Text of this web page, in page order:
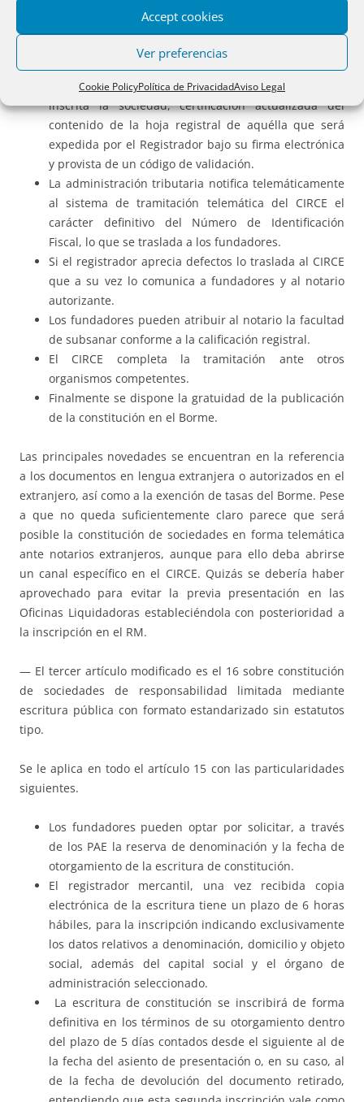
Accept cookies
Ver preferencias
Cookie PolicyPolítica de PrivacidadAviso Legal
De todo ello se da traslado a los fundadores si lo
solicitan y al notario autorizante.
El certificado acredita la inscripción de la sociedad y
el nombramiento del administrador.
El interesado también puede solicitar, una vez
inscrita la sociedad, certificación actualizada del
contenido de la hoja registral de aquélla que será
expedida por el Registrador bajo su firma electrónica
y provista de un código de validación.
La administración tributaria notifica telemáticamente
al sistema de tramitación telemática del CIRCE el
carácter definitivo del Número de Identificación
Fiscal, lo que se traslada a los fundadores.
Si el registrador aprecia defectos lo traslada al CIRCE
que a su vez lo comunica a fundadores y al notario
autorizante.
Los fundadores pueden atribuir al notario la facultad
de subsanar conforme a la calificación registral.
El CIRCE completa la tramitación ante otros
organismos competentes.
Finalmente se dispone la gratuidad de la publicación
de la constitución en el Borme.
Las principales novedades se encuentran en la referencia
a los documentos en lengua extranjera o autorizados en el
extranjero, así como a la exención de tasas del Borme. Pese
a que no queda suficientemente claro parece que será
posible la constitución de sociedades en forma telemática
ante notarios extranjeros, aunque para ello deba abrirse
un canal específico en el CIRCE. Quizás se debería haber
aprovechado para evitar la previa presentación en las
Oficinas Liquidadoras estableciéndola con posterioridad a
la inscripción en el RM.
— El tercer artículo modificado es el 16 sobre constitución
de sociedades de responsabilidad limitada mediante
escritura pública con formato estandarizado sin estatutos
tipo.
Se le aplica en todo el artículo 15 con las particularidades
siguientes.
Los fundadores pueden optar por solicitar, a través
de los PAE la reserva de denominación y la fecha de
otorgamiento de la escritura de constitución.
El registrador mercantil, una vez recibida copia
electrónica de la escritura tiene un plazo de 6 horas
hábiles, para la inscripción indicando exclusivamente
los datos relativos a denominación, domicilio y objeto
social, además del capital social y el órgano de
administración seleccionado.
La escritura de constitución se inscribirá de forma
definitiva en los términos de su otorgamiento dentro
del plazo de 5 días contados desde el siguiente al de
la fecha del asiento de presentación o, en su caso, al
de la fecha de devolución del documento retirado,